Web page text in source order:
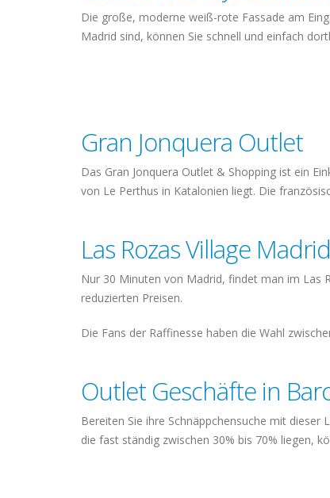
Die große, moderne weiß-rote Fassade am
Madrid sind, können Sie schnell und einfach
Gran Jonquera Outlet
Das Gran Jonquera Outlet & Shopping ist ein
von Le Perthus in Katalonien liegt. Die
Las Rozas Village Madrid
Nur 30 Minuten von Madrid, findet man im Las
reduzierten Preisen.
Die Fans der Raffinesse haben die Wahl
Outlet Geschäfte in
Bereiten Sie ihre Schnäppchensuche mit
die fast ständig zwischen 30% bis 70% liegen,